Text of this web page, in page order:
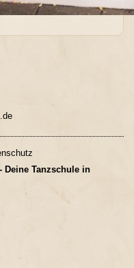
Deine Tanzschule in